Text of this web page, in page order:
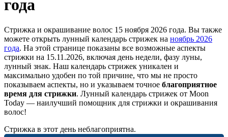
года
Стрижка и окрашивание волос 15 ноября 2026 года. Вы также
можете открыть лунный календарь стрижек на ноябрь 2026
года. На этой странице показаны все возможные аспекты
стрижки на 15.11.2026, включая день недели, фазу луны,
лунный знак. Наш календарь стрижек уникален и
максимально удобен по той причине, что мы не просто
показываем аспекты, но и указываем точное благоприятное
время для стрижки. Лунный календарь стрижек от Moon
Today — наилучший помощник для стрижки и окрашивания
волос!
Стрижка в этот день неблагоприятна.